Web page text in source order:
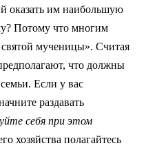
оказать им наибольшую
Потому что многим
святой мученицы». Считая
что должны
Если у вас
раздавать
себя при этом
хозяйства полагайтесь